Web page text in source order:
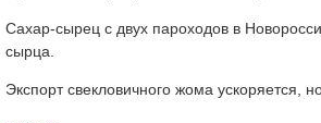
Сахар-сырец с двух пароходов в
сырца.
Экспорт свекловичного жома ускоряется,